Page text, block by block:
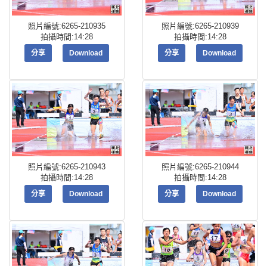
照片編號:6265-210935
拍攝時間:14:28
分享 Download
照片編號:6265-210939
拍攝時間:14:28
分享 Download
照片編號:6265-210943
拍攝時間:14:28
分享 Download
照片編號:6265-210944
拍攝時間:14:28
分享 Download